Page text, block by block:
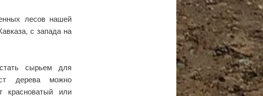
лесов нашей
с запада на
сырьем для
дерева можно
красноватый или